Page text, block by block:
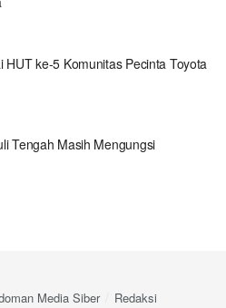
HUT ke-5 Komunitas Pecinta Toyota
Tengah Masih Mengungsi
Media Siber Redaksi